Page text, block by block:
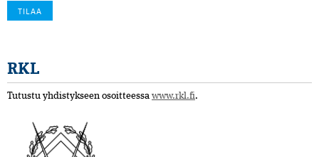
RKL
Tutustu yhdistykseen osoitteessa www.rkl.fi.